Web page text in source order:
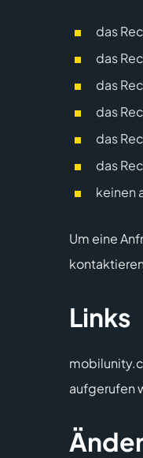
das
das
das
das
das
das
keinen
Um eine
Links
aufgerufen